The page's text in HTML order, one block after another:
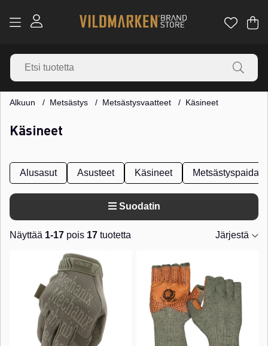
.
Alkuun Metsästys Metsästysvaatteet Käsineet
Käsineet
Alusasut Asusteet Käsineet Metsästyspaidat
Suodatin
Näyttää 1-17 pois 17 tuotetta
Järjestä